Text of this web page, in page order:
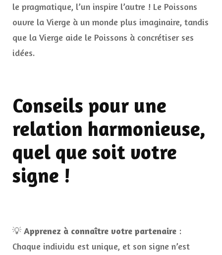
le pragmatique, l’un inspire l’autre ! Le Poissons
ouvre la Vierge à un monde plus imaginaire, tandis
que la Vierge aide le Poissons à concrétiser ses
idées.
Conseils pour une
relation harmonieuse,
quel que soit votre
signe !
💡 Apprenez à connaître votre partenaire :
Chaque individu est unique, et son signe n’est